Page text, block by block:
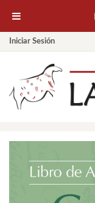
Iniciar Sesión